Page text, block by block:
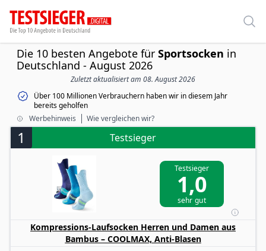
Die 10 besten Angebote für Sportsocken in
Deutschland - August 2026
Zuletzt aktualisiert am 08. August 2026
Über 100 Millionen Verbrauchern haben wir in diesem Jahr
bereits geholfen
Werbehinweis
Wie vergleichen wir?
1 Testsieger
Testsieger
1,0
sehr gut
Kompressions-Laufsocken Herren und Damen aus
Bambus – COOLMAX, Anti-Blasen